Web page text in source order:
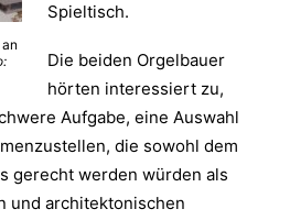
Spieltisch.
Die beiden Orgelbauer
hörten interessiert zu,
Aufgabe, eine Auswahl
die sowohl dem
gerecht werden würden als
und architektonischen